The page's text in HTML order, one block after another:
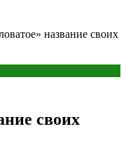
название своих
своих